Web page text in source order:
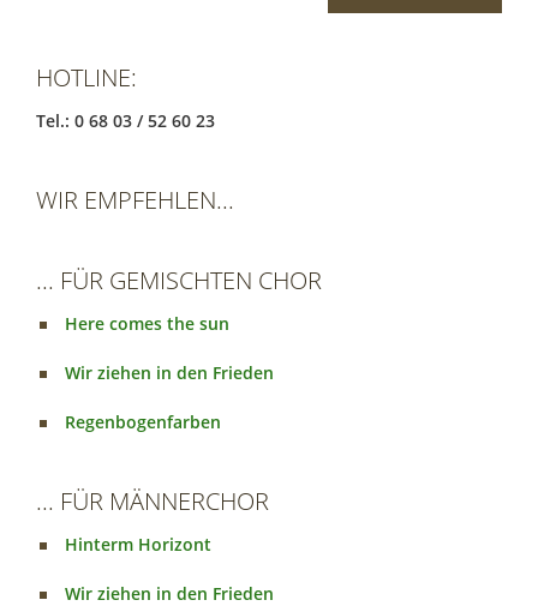
HOTLINE:
Tel.: 0 68 03 / 52 60 23
WIR EMPFEHLEN...
... FÜR GEMISCHTEN CHOR
Here comes the sun
Wir ziehen in den Frieden
Regenbogenfarben
... FÜR MÄNNERCHOR
Hinterm Horizont
Wir ziehen in den Frieden